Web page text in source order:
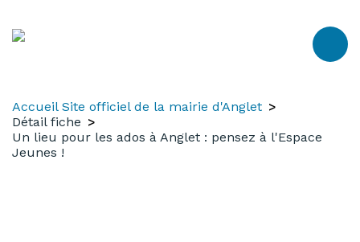
Accueil Site officiel de la mairie d'Anglet
Détail fiche
Un lieu pour les ados à Anglet : pensez à l'Espace
Jeunes !